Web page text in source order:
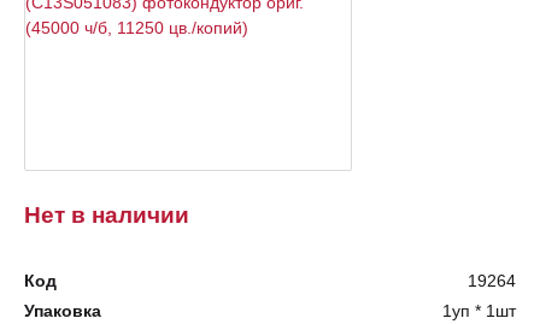
Нет в наличии
Код
19264
Упаковка
1уп * 1шт